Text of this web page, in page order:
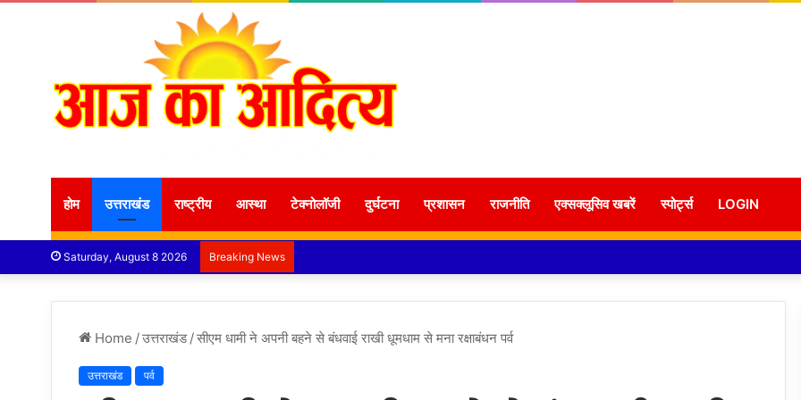
होम उत्तराखंड राष्ट्रीय आस्था टेक्नोलॉजी दुर्घटना प्रशासन राजनीति एक्सक्लूसिव खबरें स्पोर्ट्स LOGIN
Saturday, August 8 2026 Breaking News
Home /उत्तराखंड /सीएम धामी ने अपनी बहने से बंधवाई राखी धूमधाम से मना रक्षाबंधन पर्व
उत्तराखंड पर्व